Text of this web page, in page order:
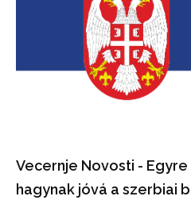
Vecernje Novosti -
hagynak jóvá a szerbiai